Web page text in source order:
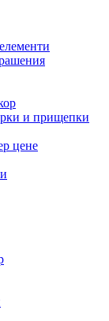
и прищепки
цене